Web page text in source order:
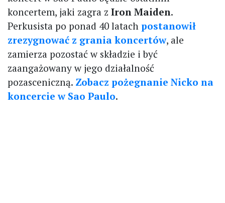
koncertem, jaki zagra z Iron Maiden.
Perkusista po ponad 40 latach postanowił
zrezygnować z grania koncertów, ale
zamierza pozostać w składzie i być
zaangażowany w jego działalność
pozasceniczną. Zobacz pożegnanie Nicko na
koncercie w Sao Paulo.